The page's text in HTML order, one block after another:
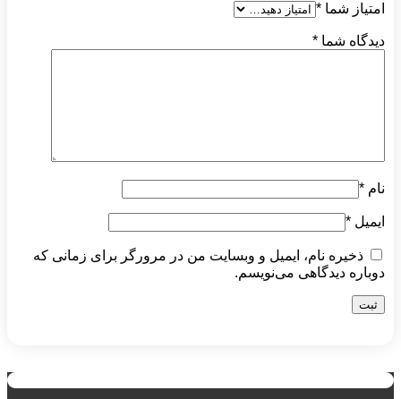
امتیاز شما *
دیدگاه شما *
نام *
ایمیل *
ذخیره نام، ایمیل و وبسایت من در مرورگر برای زمانی که
دوباره دیدگاهی می‌نویسم.